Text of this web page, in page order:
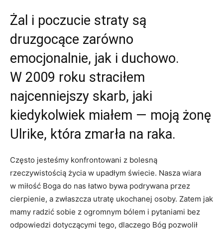
Żal i poczucie straty są
druzgocące zarówno
emocjonalnie, jak i duchowo.
W 2009 roku straciłem
najcenniejszy skarb, jaki
kiedykolwiek miałem — moją żonę
Ulrike, która zmarła na raka.
Często jesteśmy konfrontowani z bolesną
rzeczywistością życia w upadłym świecie. Nasza wiara
w miłość Boga do nas łatwo bywa podrywana przez
cierpienie, a zwłaszcza utratę ukochanej osoby. Zatem jak
mamy radzić sobie z ogromnym bólem i pytaniami bez
odpowiedzi dotyczącymi tego, dlaczego Bóg pozwolił